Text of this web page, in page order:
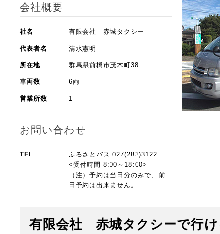
会社概要
社名 有限会社 赤城タクシー
代表者名 清水憲明
所在地 群馬県前橋市茂木町38
車両数 6両
営業所数 1
お問い合わせ
TEL
ふるさとバス 027(283)3122
<受付時間 8:00～18:00>
（注）予約は当日分のみで、前
日予約は出来ません。
有限会社 赤城タクシーで行け